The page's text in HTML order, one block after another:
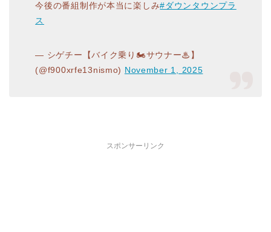
今後の番組制作が本当に楽しみ#ダウンタウンプラ
ス
— シゲチー【バイク乗り🏍サウナー♨】
(@f900xrfe13nismo) November 1, 2025
スポンサーリンク